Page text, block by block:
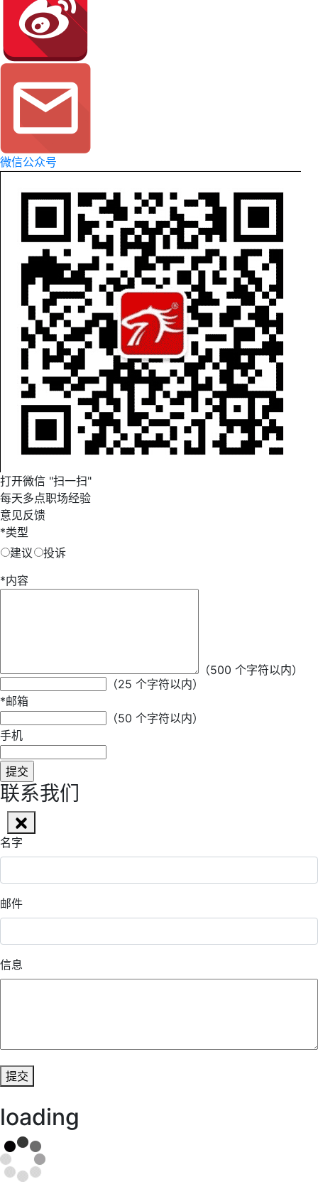
微信公众号
打开微信 "扫一扫"
每天多点职场经验
意见反馈
*类型
建议
投诉
*内容
（500 个字符以内）
（25 个字符以内）
*邮箱
（50 个字符以内）
手机
联系我们
名字
邮件
信息
提交
loading